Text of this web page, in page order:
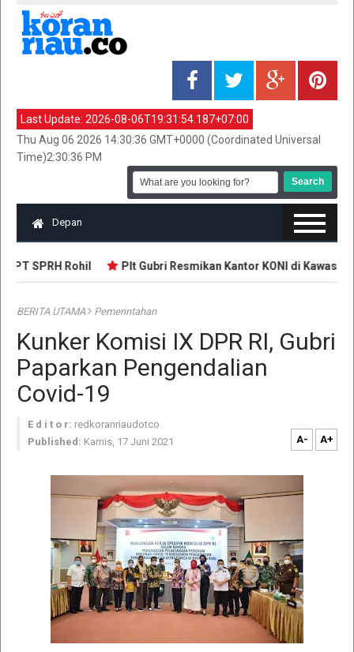
Last Update: 2026-08-06T19:31:54.187+07:00
Thu Aug 06 2026 14:30:36 GMT+0000 (Coordinated Universal
Time)2:30:36 PM
Depan
SPRH Rohil Plt Gubri Resmikan Kantor KONI di Kawasan
BERITA UTAMA Pemerintahan
Kunker Komisi IX DPR RI, Gubri
Paparkan Pengendalian
Covid-19
E d i t o r: redkoranriaudotco
Published: Kamis, 17 Juni 2021 A- A+